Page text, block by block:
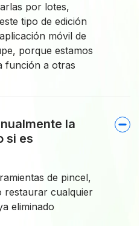
por lotes,
tipo de edición
móvil de
porque estamos
función a otras
la
si es
de pincel,
restaurar cualquier
eliminado